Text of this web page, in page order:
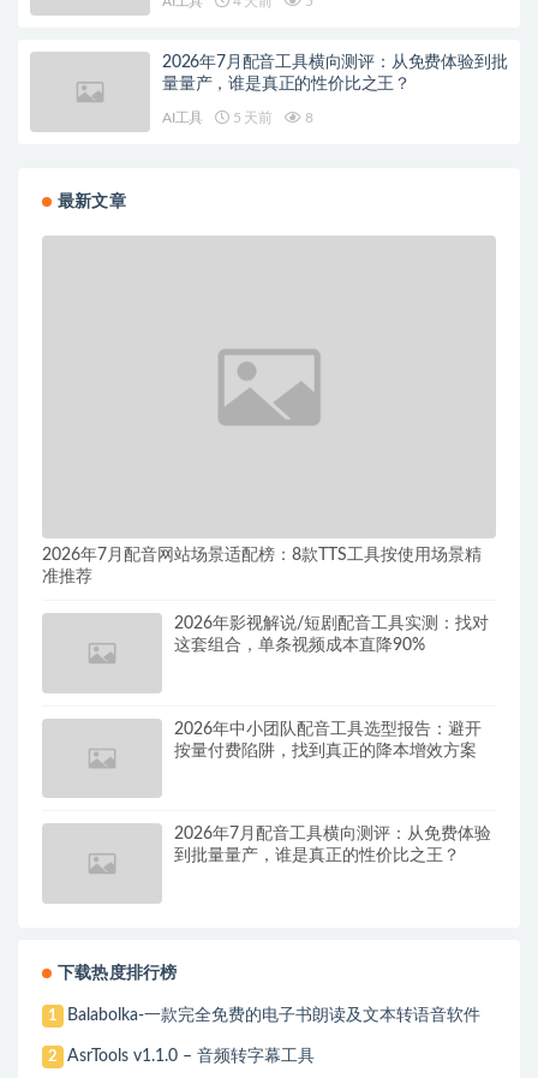
2026年7月配音工具横向测评：从免费体验到批
量量产，谁是真正的性价比之王？
AI工具 5 天前 8
最新文章
2026年7月配音网站场景适配榜：8款TTS工具按使用场景精
准推荐
2026年影视解说/短剧配音工具实测：找对
这套组合，单条视频成本直降90%
2026年中小团队配音工具选型报告：避开
按量付费陷阱，找到真正的降本增效方案
2026年7月配音工具横向测评：从免费体验
到批量量产，谁是真正的性价比之王？
下载热度排行榜
1 Balabolka-一款完全免费的电子书朗读及文本转语音软件
2 AsrTools v1.1.0 – 音频转字幕工具